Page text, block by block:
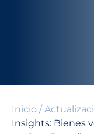
Inicio /
Insights: Bienes